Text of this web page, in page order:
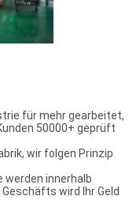
für mehr gearbeitet,
50000+ geprüft
wir folgen Prinzip
werden innerhalb
wird Ihr Geld